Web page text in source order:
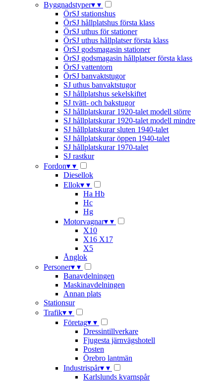
Byggnadstyper▾ ▾
ÖrSJ stationshus
ÖrSJ hållplatshus första klass
ÖrSJ uthus för stationer
ÖrSJ uthus hållplatser första klass
ÖrSJ godsmagasin stationer
ÖrSJ godsmagasin hållplatser första klass
ÖrSJ vattentorn
ÖrSJ banvaktstugor
SJ uthus banvaktstugor
SJ hållplatshus sekelskiftet
SJ tvätt- och bakstugor
SJ hållplatskurar 1920-talet modell större
SJ hållplatskurar 1920-talet modell mindre
SJ hållplatskurar sluten 1940-talet
SJ hållplatskurar öppen 1940-talet
SJ hållplatskurar 1970-talet
SJ rastkur
Fordon▾ ▾
Diesellok
Ellok▾ ▾
Ha Hb
Hc
Hg
Motorvagnar▾ ▾
X10
X16 X17
X5
Ånglok
Personer▾ ▾
Banavdelningen
Maskinavdelningen
Annan plats
Stationsur
Trafik▾ ▾
Företag▾ ▾
Dressintillverkare
Fjugesta järnvägshotell
Posten
Örebro lantmän
Industrispår▾ ▾
Karlslunds kvarnspår